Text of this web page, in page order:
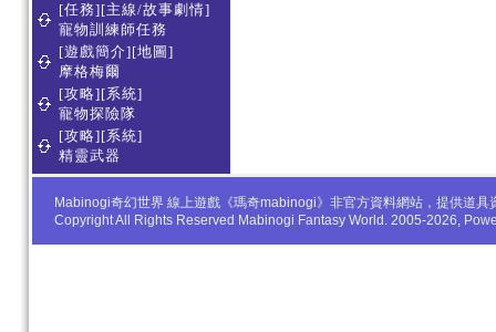
[任務][主線/故事劇情]
寵物訓練師任務
[遊戲簡介][地圖]
摩格梅爾
[攻略][系統]
寵物探險隊
[攻略][系統]
精靈武器
Mabinogi奇幻世界 線上遊戲《瑪奇mabinogi》非官方資料網站，提供道
Copyright All Rights Reserved Mabinogi Fantasy World. 2005-2026,